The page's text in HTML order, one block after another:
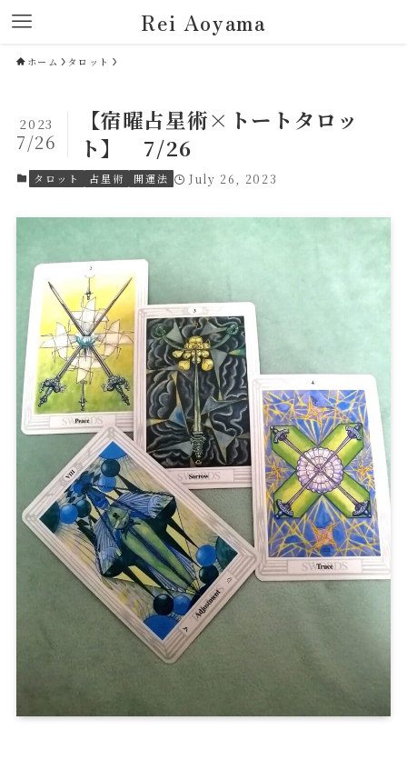
Rei Aoyama
ホーム タロット
【宿曜占星術×トートタロッ
ト】 7/26
2023
7/26
タロット 占星術 開運法 July 26, 2023